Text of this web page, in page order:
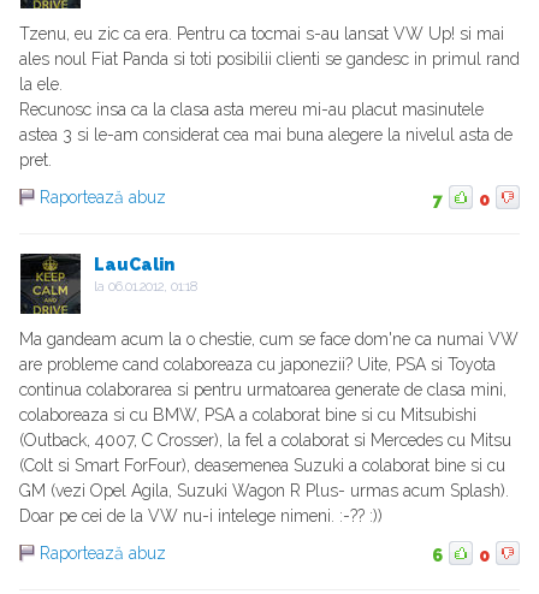
Tzenu, eu zic ca era. Pentru ca tocmai s-au lansat VW Up! si mai
ales noul Fiat Panda si toti posibilii clienti se gandesc in primul rand
la ele.
Recunosc insa ca la clasa asta mereu mi-au placut masinutele
astea 3 si le-am considerat cea mai buna alegere la nivelul asta de
pret.
Raportează abuz
7 0
LauCalin
la 06.01.2012, 01:18
Ma gandeam acum la o chestie, cum se face dom'ne ca numai VW
are probleme cand colaboreaza cu japonezii? Uite, PSA si Toyota
continua colaborarea si pentru urmatoarea generate de clasa mini,
colaboreaza si cu BMW, PSA a colaborat bine si cu Mitsubishi
(Outback, 4007, C Crosser), la fel a colaborat si Mercedes cu Mitsu
(Colt si Smart ForFour), deasemenea Suzuki a colaborat bine si cu
GM (vezi Opel Agila, Suzuki Wagon R Plus- urmas acum Splash).
Doar pe cei de la VW nu-i intelege nimeni. :-?? :))
Raportează abuz
6 0